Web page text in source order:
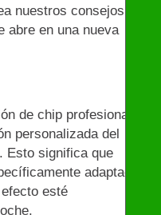
nuestros consejos
abre en una nueva
de chip profesional
personalizada del
Esto significa que
adaptados
esté